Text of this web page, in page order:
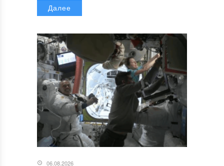
Далее
06.08.2026